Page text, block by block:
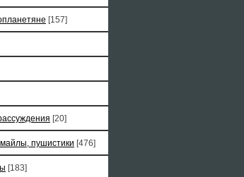
[157]
[20]
пушистики [476]
[183]